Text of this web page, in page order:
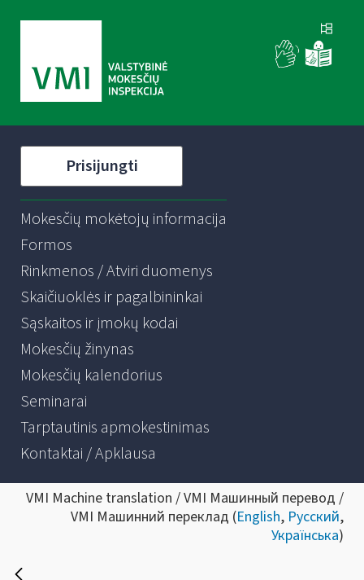
Prisijungti
Mokesčių mokėtojų informacija
Formos
Rinkmenos / Atviri duomenys
Skaičiuoklės ir pagalbininkai
Sąskaitos ir įmokų kodai
Mokesčių žinynas
Mokesčių kalendorius
Seminarai
Tarptautinis apmokestinimas
Kontaktai / Apklausa
VMI Machine translation / VMI Машинный перевод /
VMI Машинний переклад (English, Русский,
Українська)